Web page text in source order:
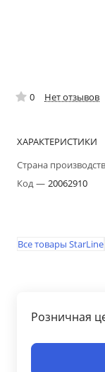
0 Нет отзывов
ХАРАКТЕРИСТИКИ
Страна
Код— 20062910
Все товары StarLine
Розничная